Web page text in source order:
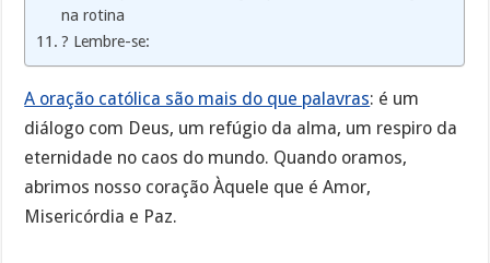
na rotina
? Lembre-se:
A oração católica são mais do que palavras: é um
diálogo com Deus, um refúgio da alma, um respiro da
eternidade no caos do mundo. Quando oramos,
abrimos nosso coração Àquele que é Amor,
Misericórdia e Paz.